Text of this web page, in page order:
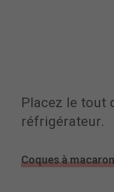
Placez le tout
réfrigérateur.
Coques à